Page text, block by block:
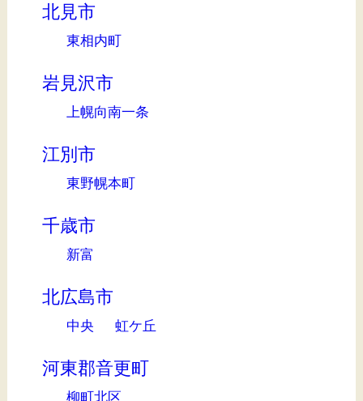
北見市
東相内町
岩見沢市
上幌向南一条
江別市
東野幌本町
千歳市
新富
北広島市
中央 虹ケ丘
河東郡音更町
柳町北区